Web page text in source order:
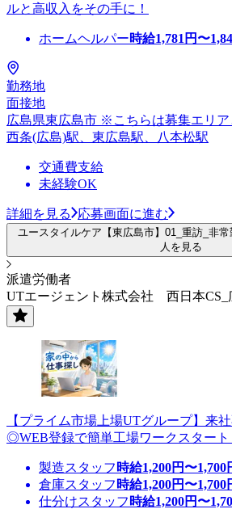
ルと高収入をその手に！
ホームヘルパー時給1,781 円〜
勤務地
面接地
広島県東広島市 ※こちらは募集エリア
西条(広島)駅、東広島駅、八本松駅
交通費支給
未経験OK
詳細を見る 応募画面に進む
ユースタイルケア【東広島市】01_重訪_非
人を見る
派遣労働者
UTエージェント株式会社 西日本CS_
【プライム市場上場UTグループ】来
◎WEB登録で簡単工場ワークスタート
製造スタッフ 時給1,200円〜1,700
倉庫スタッフ 時給1,200円〜1,700
仕分けスタッフ 時給1,200円〜